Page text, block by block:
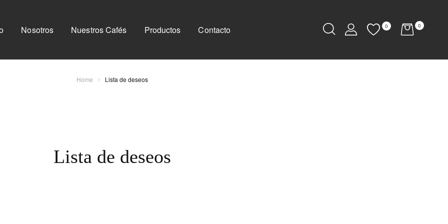
Nosotros Nuestros Cafés Productos Contacto 0 0
Home Lista de deseos
Lista de deseos